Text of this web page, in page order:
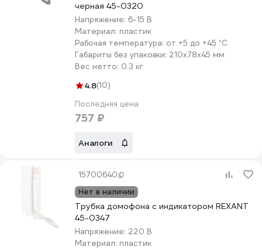
черная 45-0320
Напряжение: 6-15 В
Материал: пластик
Рабочая температура: от +5 до +45 °С
Габариты без упаковки: 210х78х45 мм
Вес нетто: 0.3 кг
4.8(10)
Последняя цена
757 ₽
Аналоги
15700640
Нет в наличии
Трубка домофона с индикатором REXANT
45-0347
Напряжение: 220 В
Материал: пластик